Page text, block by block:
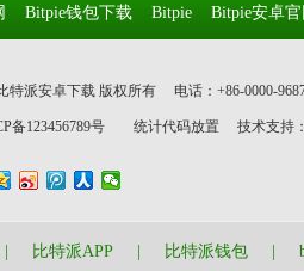
Bitpie钱包下载 Bitpie Bitpie安卓官
特派安卓下载 版权所有 电话：+86-0000-
备123456789号 统计代码放置 技术支持：
比特派APP 比特派钱包